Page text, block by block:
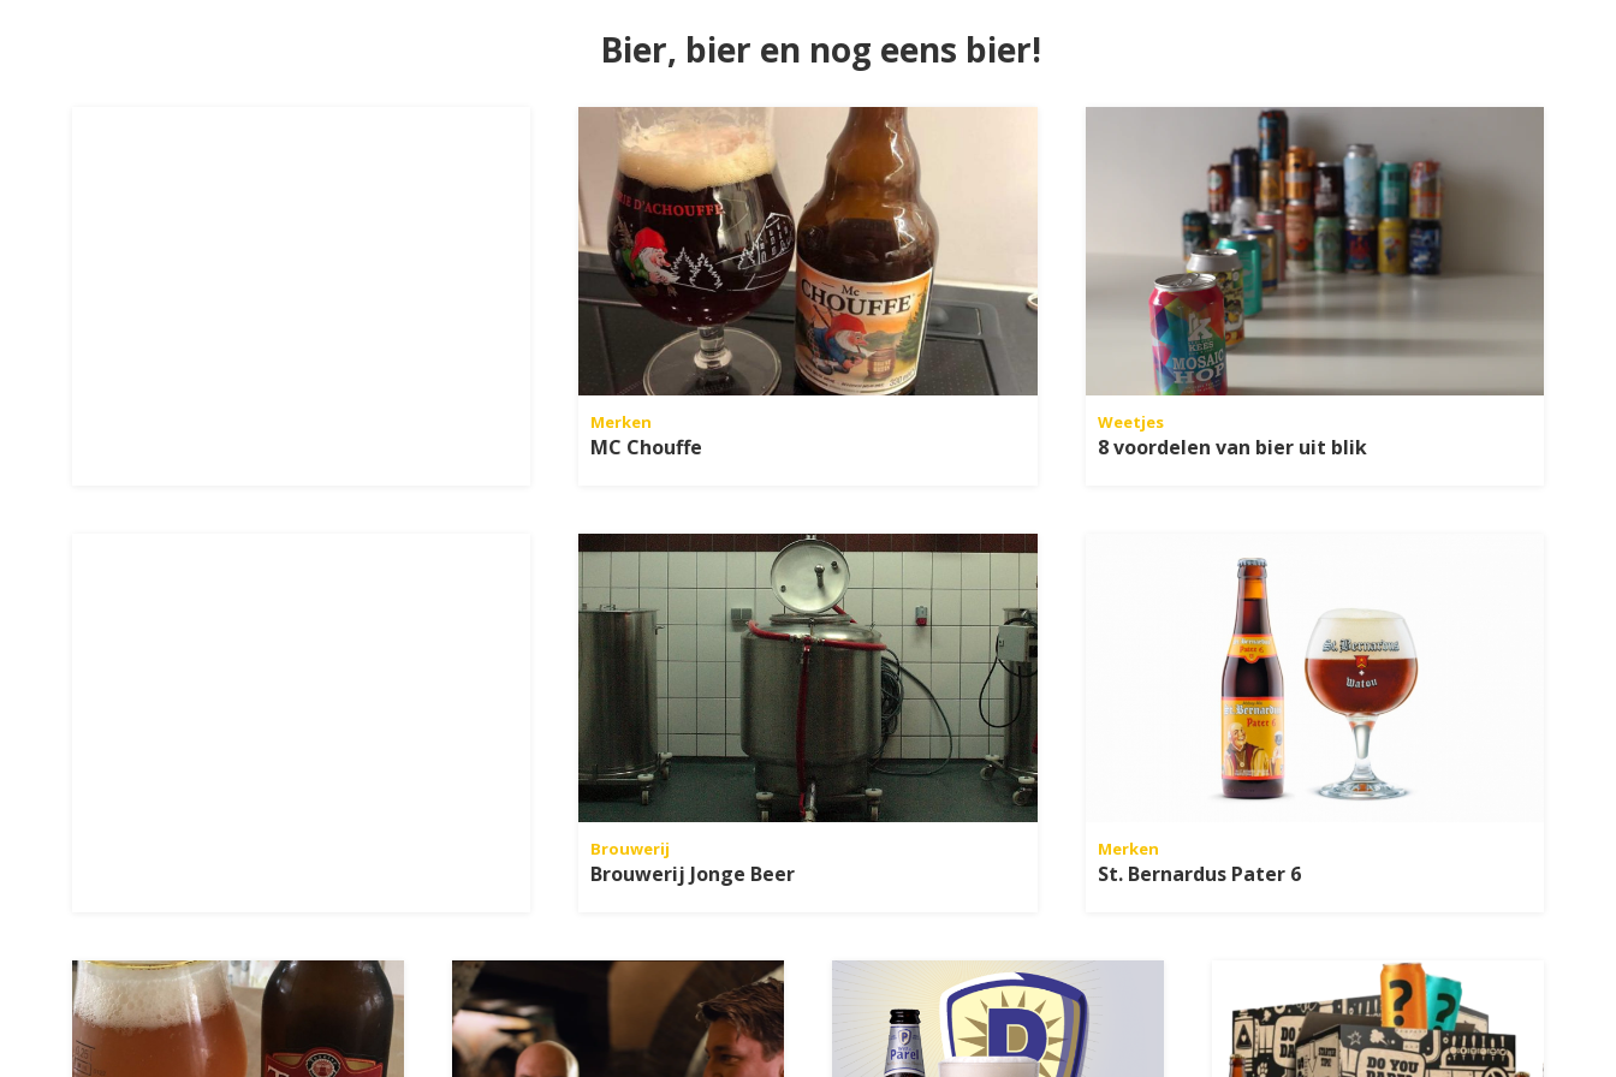
Bier, bier en nog eens bier!
Merken
MC Chouffe
Weetjes
8 voordelen van bier uit blik
Brouwerij
Brouwerij Jonge Beer
Merken
St. Bernardus Pater 6